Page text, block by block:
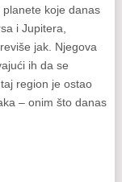
koje danas
i Jupitera,
jak. Njegova
ih da se
region je ostao
– onim što danas